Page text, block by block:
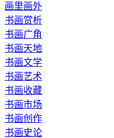
画里画外
书画赏析
书画广角
书画天地
书画文学
书画艺术
书画收藏
书画市场
书画创作
书画史论